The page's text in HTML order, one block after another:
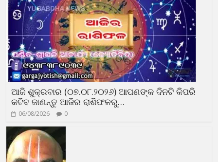
ଆଜି ଶୁକ୍ରବାର (୦୭.୦୮.୨୦୨୬) ଆପଣଙ୍କ ଦିନଟି କିପରି
କଟିବ ଜାଣନ୍ତୁ ଆଜିର ରାଶିଫଳରୁ…
06/08/2026 0